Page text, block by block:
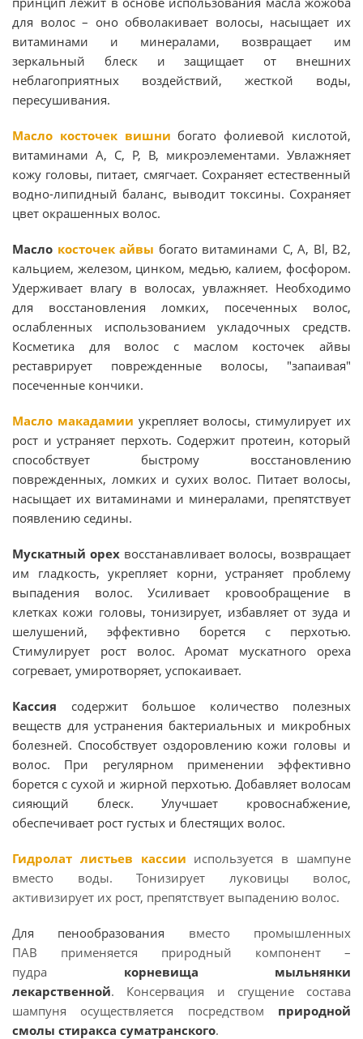
для волос – оно обволакивает волосы, насыщает их
витаминами и минералами, возвращает им
зеркальный блеск и защищает от внешних
неблагоприятных воздействий, жесткой воды,
пересушивания.
Масло косточек вишни богато фолиевой кислотой,
витаминами А, С, Р, В, микроэлементами. Увлажняет
кожу головы, питает, смягчает. Сохраняет естественный
водно-липидный баланс, выводит токсины. Сохраняет
цвет окрашенных волос.
Масло косточек айвы богато витаминами С, A, Bl, В2,
кальцием, железом, цинком, медью, калием, фосфором.
Удерживает влагу в волосах, увлажняет. Необходимо
для восстановления ломких, посеченных волос,
ослабленных использованием укладочных средств.
Косметика для волос с маслом косточек айвы
реставрирует поврежденные волосы, "запаивая"
посеченные кончики.
Масло макадамии укрепляет волосы, стимулирует их
рост и устраняет перхоть. Содержит протеин, который
способствует быстрому восстановлению
поврежденных, ломких и сухих волос. Питает волосы,
насыщает их витаминами и минералами, препятствует
появлению седины.
Мускатный орехвосстанавливает волосы, возвращает
им гладкость, укрепляет корни, устраняет проблему
выпадения волос. Усиливает кровообращение в
клетках кожи головы, тонизирует, избавляет от зуда и
шелушений, эффективно борется с перхотью.
Стимулирует рост волос. Аромат мускатного ореха
согревает, умиротворяет, успокаивает.
Кассия содержит большое количество полезных
веществ для устранения бактериальных и микробных
болезней. Способствует оздоровлению кожи головы и
волос. При регулярном применении эффективно
борется с сухой и жирной перхотью. Добавляет волосам
сияющий блеск. Улучшает кровоснабжение,
обеспечивает рост густых и блестящих волос.
Гидролат листьев кассии используется в шампуне
вместо воды. Тонизирует луковицы волос,
активизирует их рост, препятствует выпадению волос.
Для пенообразования вместо промышленных
ПАВ применяется природный компонент –
пудра корневища мыльнянки
лекарственной. Консервация и сгущение состава
шампуня осуществляется
посредством
природной
смолы стиракса суматранского.